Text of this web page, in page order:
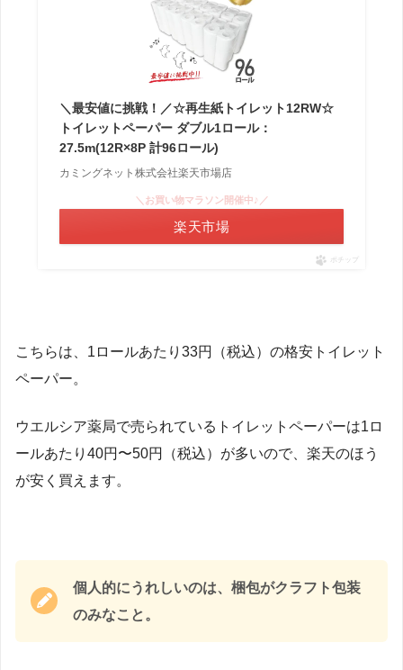
＼最安値に挑戦！／☆再生紙トイレット12RW☆
トイレットペーパー ダブル1ロール：
27.5m(12R×8P 計96ロール)
カミングネット株式会社楽天市場店
＼お買い物マラソン開催中♪／
楽天市場
ポチップ
こちらは、1ロールあたり33円（税込）の格安トイレット
ペーパー。
ウエルシア薬局で売られているトイレットペーパーは1ロ
ールあたり40円〜50円（税込）が多いので、楽天のほう
が安く買えます。
個人的にうれしいのは、梱包がクラフト包装
のみなこと。